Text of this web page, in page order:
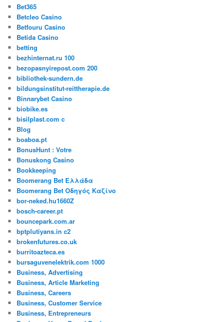
Bet365
Betcleo Casino
Betfouru Casino
Betida Casino
betting
bezhinternat.ru 100
bezopasnyirepost.com 200
bibliothek-sundern.de
bildungsinstitut-reittherapie.de
Binnarybet Casino
biobike.es
bisilplast.com c
Blog
boaboa.pt
BonusHunt : Votre
Bonuskong Casino
Bookkeeping
Boomerang Bet Ελλάδα
Boomerang Bet Οδηγός Καζίνο
bor-neked.hu1660Z
bosch-career.pt
bouncepark.com.ar
bptplutiyans.in c2
brokenfutures.co.uk
burritoazteca.es
bursaguvenelektrik.com 1000
Business, Advertising
Business, Article Marketing
Business, Careers
Business, Customer Service
Business, Entrepreneurs